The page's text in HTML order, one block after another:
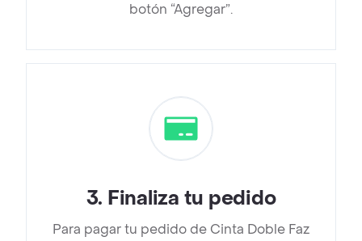
botón “Agregar”.
3. Finaliza tu pedido
Para pagar tu pedido de Cinta Doble Faz